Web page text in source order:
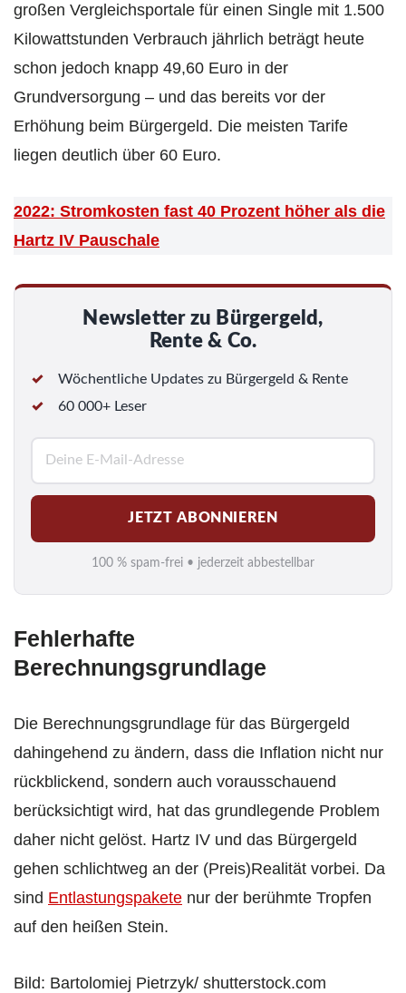
großen Vergleichsportale für einen Single mit 1.500
Kilowattstunden Verbrauch jährlich beträgt heute
schon jedoch knapp 49,60 Euro in der
Grundversorgung – und das bereits vor der
Erhöhung beim Bürgergeld. Die meisten Tarife
liegen deutlich über 60 Euro.
2022: Stromkosten fast 40 Prozent höher als die
Hartz IV Pauschale
Newsletter zu Bürgergeld,
Rente & Co.
Wöchentliche Updates zu Bürgergeld & Rente
60 000+ Leser
M
a
i
l
*
JETZT ABONNIEREN
100 % spam-frei • jederzeit abbestellbar
Fehlerhafte
Berechnungsgrundlage
Die Berechnungsgrundlage für das Bürgergeld
dahingehend zu ändern, dass die Inflation nicht nur
rückblickend, sondern auch vorausschauend
berücksichtigt wird, hat das grundlegende Problem
daher nicht gelöst. Hartz IV und das Bürgergeld
gehen schlichtweg an der (Preis)Realität vorbei. Da
sind Entlastungspakete nur der berühmte Tropfen
auf den heißen Stein.
Bild: Bartolomiej Pietrzyk/ shutterstock.com